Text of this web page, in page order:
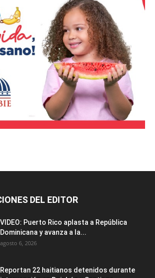
DEL EDITOR
VIDEO: Puerto Rico aplasta a República
Dominicana y avanza a la...
agosto 6, 2026
Reportan 22 haitianos detenidos durante